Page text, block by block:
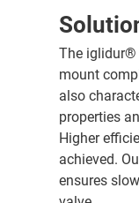
The iglidur®
mount
also
properties
Higher
achieved.
ensures